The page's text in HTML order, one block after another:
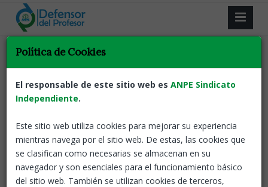
Resultado de la búsqueda.
Volver
profesores y alumnos heridos del IES
Elena García Armada de Jerez de la
Frontera
ANPE-El defensor del profesor 28 Sep, 2023
Desde ANPE proclamamos
Política de Cookies
El responsable de este sitio web es ANPE Sindicato
Independiente.
Este sitio web utiliza cookies para mejorar su experiencia
mientras navega por el sitio web. De estas, las cookies que
se clasifican como necesarias se almacenan en su
navegador y son esenciales para el funcionamiento básico
del sitio web. También se utilizan cookies de terceros,